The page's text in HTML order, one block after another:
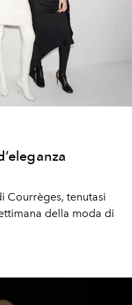
Courrèges, tenutasi
della moda di